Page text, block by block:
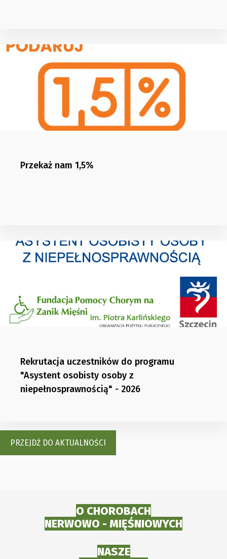
Przekaż nam 1,5%
Rekrutacja uczestników do programu
"Asystent osobisty osoby z
niepełnosprawnością" - 2026
PRZEJDŹ DO AKTUALNOŚCI
O CHOROBACH
NERWOWO - MIĘŚNIOWYCH
NASZE